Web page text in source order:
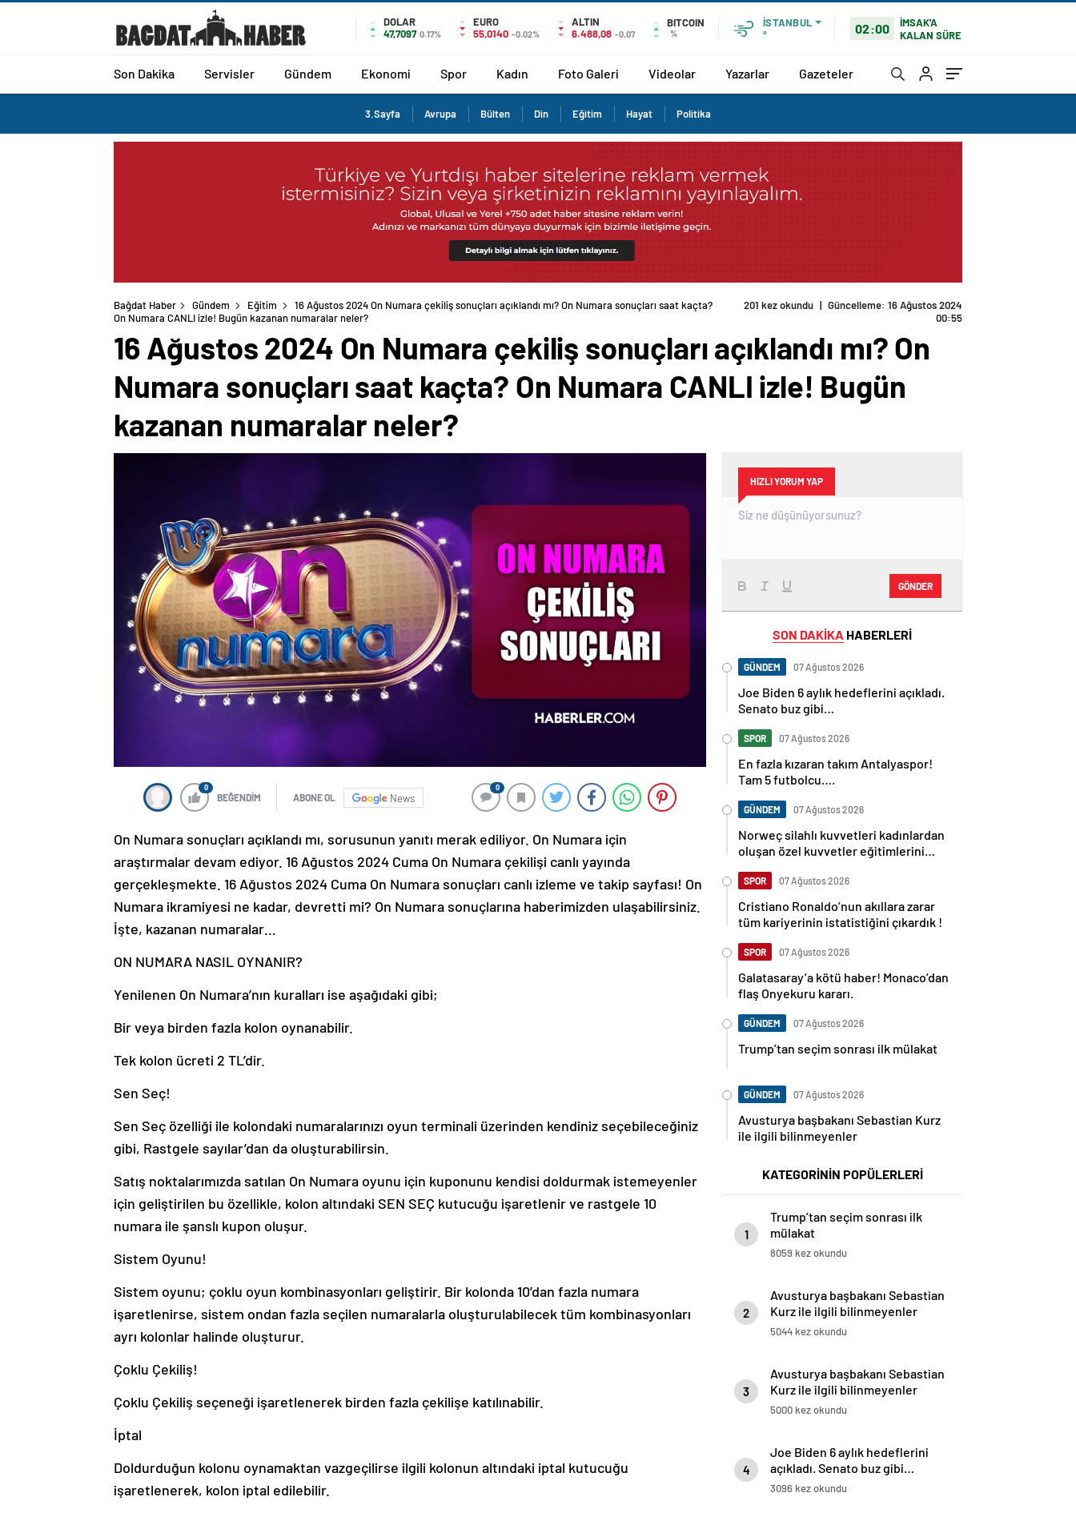
DOLAR
47,7097 0.17%
EURO
55,0140 -0.02%
ALTIN
6.488,08 -0,07
BITCOIN
%
İSTANBUL
°
02:00
İMSAK'A
KALAN SÜRE
Son Dakika Servisler Gündem Ekonomi Spor Kadın Foto Galeri Videolar Yazarlar Gazeteler
3.Sayfa Avrupa Bülten Din Eğitim Hayat Politika
Bağdat Haber Gündem Eğitim
16 Ağustos 2024 On Numara çekiliş sonuçları açıklandı mı? On Numara sonuçları saat kaçta?
On Numara CANLI izle! Bugün kazanan numaralar neler?
201 kez okundu | Güncelleme: 16 Ağustos 2024
00:55
16 Ağustos 2024 On Numara çekiliş sonuçları açıklandı mı? On
Numara sonuçları saat kaçta? On Numara CANLI izle! Bugün
kazanan numaralar neler?
0
BEĞENDİM ABONE OL News
0
On Numara sonuçları açıklandı mı, sorusunun yanıtı merak ediliyor. On Numara için
araştırmalar devam ediyor. 16 Ağustos 2024 Cuma On Numara çekilişi canlı yayında
gerçekleşmekte. 16 Ağustos 2024 Cuma On Numara sonuçları canlı izleme ve takip sayfası! On
Numara ikramiyesi ne kadar, devretti mi? On Numara sonuçlarına haberimizden ulaşabilirsiniz.
İşte, kazanan numaralar…
ON NUMARA NASIL OYNANIR?
Yenilenen On Numara’nın kuralları ise aşağıdaki gibi;
Bir veya birden fazla kolon oynanabilir.
Tek kolon ücreti 2 TL’dir.
Sen Seç!
Sen Seç özelliği ile kolondaki numaralarınızı oyun terminali üzerinden kendiniz seçebileceğiniz
gibi, Rastgele sayılar’dan da oluşturabilirsin.
Satış noktalarımızda satılan On Numara oyunu için kuponunu kendisi doldurmak istemeyenler
için geliştirilen bu özellikle, kolon altındaki SEN SEÇ kutucuğu işaretlenir ve rastgele 10
numara ile şanslı kupon oluşur.
Sistem Oyunu!
Sistem oyunu; çoklu oyun kombinasyonları geliştirir. Bir kolonda 10’dan fazla numara
işaretlenirse, sistem ondan fazla seçilen numaralarla oluşturulabilecek tüm kombinasyonları
ayrı kolonlar halinde oluşturur.
Çoklu Çekiliş!
Çoklu Çekiliş seçeneği işaretlenerek birden fazla çekilişe katılınabilir.
İptal
Doldurduğun kolonu oynamaktan vazgeçilirse ilgili kolonun altındaki iptal kutucuğu
işaretlenerek, kolon iptal edilebilir.
HIZLI YORUM YAP
GÖNDER
SON DAKİKA HABERLERİ
GÜNDEM 07 Ağustos 2026
Joe Biden 6 aylık hedeflerini açıkladı.
Senato buz gibi…
SPOR 07 Ağustos 2026
En fazla kızaran takım Antalyaspor!
Tam 5 futbolcu….
GÜNDEM 07 Ağustos 2026
Norweç silahlı kuvvetleri kadınlardan
oluşan özel kuvvetler eğitimlerini
SPOR 07 Ağustos 2026
Cristiano Ronaldo’nun akıllara zarar
tüm kariyerinin istatistiğini çıkardık !
SPOR 07 Ağustos 2026
Galatasaray’a kötü haber! Monaco’dan
flaş Onyekuru kararı.
GÜNDEM 07 Ağustos 2026
Trump’tan seçim sonrası ilk mülakat
GÜNDEM 07 Ağustos 2026
Avusturya başbakanı Sebastian Kurz
ile ilgili bilinmeyenler
KATEGORİNİN POPÜLERLERİ
1
Trump’tan seçim sonrası ilk
mülakat
8059 kez okundu
2
Avusturya başbakanı Sebastian
Kurz ile ilgili bilinmeyenler
5044 kez okundu
3
Avusturya başbakanı Sebastian
Kurz ile ilgili bilinmeyenler
5000 kez okundu
4
Joe Biden 6 aylık hedeflerini
açıkladı. Senato buz gibi…
3096 kez okundu